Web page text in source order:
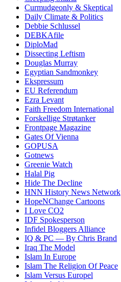
Curmudgeonly & Skeptical
Daily Climate & Politics
Debbie Schlussel
DEBKAfile
DiploMad
Dissecting Leftism
Douglas Murray
Egyptian Sandmonkey
Ekspressum
EU Referendum
Ezra Levant
Faith Freedom International
Forskellige Strøtanker
Frontpage Magazine
Gates Of Vienna
GOPUSA
Gotnews
Greenie Watch
Halal Pig
Hide The Decline
HNN History News Network
HopeNChange Cartoons
I Love CO2
IDF Spokesperson
Infidel Bloggers Alliance
IQ & PC — By Chris Brand
Iraq The Model
Islam In Europe
Islam The Religion Of Peace
Islam Versus Europel